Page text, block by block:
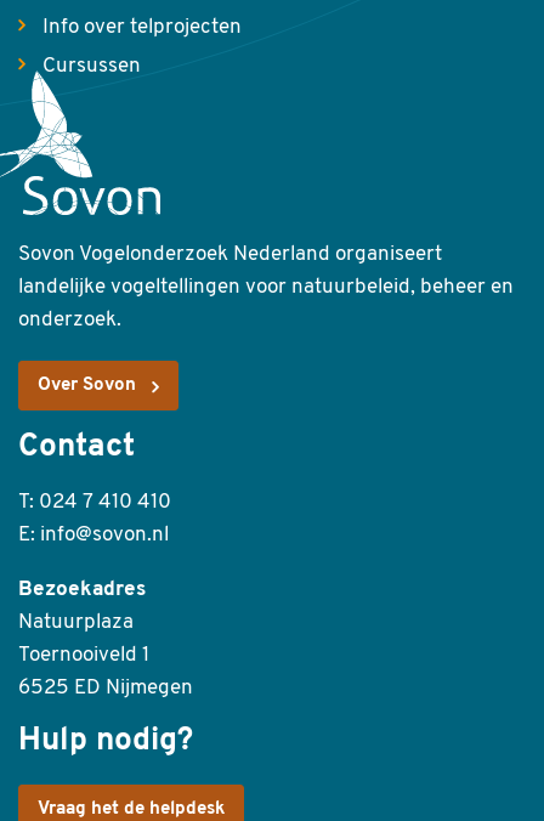
Info over telprojecten
Cursussen
Sovon Vogelonderzoek Nederland organiseert
landelijke vogeltellingen voor natuurbeleid, beheer en
onderzoek.
Over Sovon
Contact
T: 024 7 410 410
E: info@sovon.nl
Bezoekadres
Natuurplaza
Toernooiveld 1
6525 ED Nijmegen
Hulp nodig?
Vraag het de helpdesk